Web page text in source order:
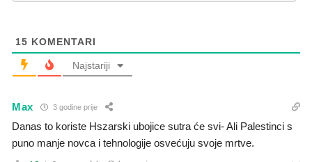
15 KOMENTARI
Najstariji
Max 3 godine prije
Danas to koriste Hszarski ubojice sutra će svi- Ali Palestinci s
puno manje novca i tehnologije osvećuju svoje mrtve.